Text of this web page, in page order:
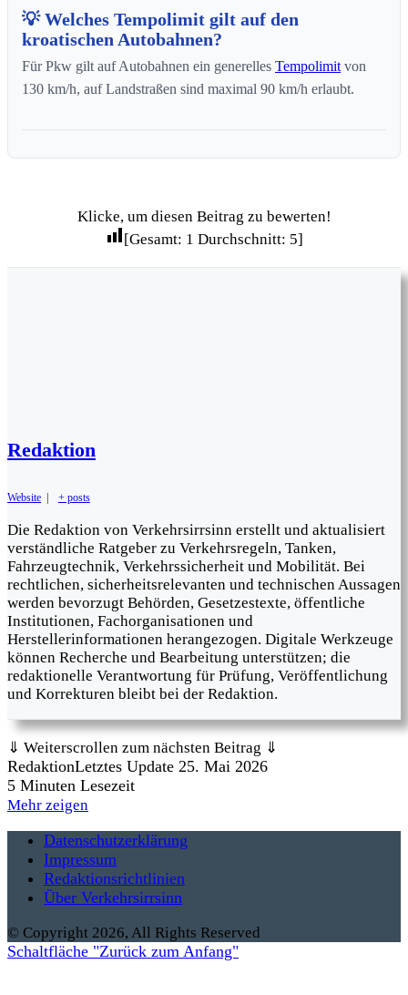
💡 Welches Tempolimit gilt auf den
kroatischen Autobahnen?
Für Pkw gilt auf Autobahnen ein generelles Tempolimit von
130 km/h, auf Landstraßen sind maximal 90 km/h erlaubt.
Klicke, um diesen Beitrag zu bewerten!
[Gesamt: 1 Durchschnitt: 5]
Redaktion
Website + posts
Die Redaktion von Verkehrsirrsinn erstellt und aktualisiert
verständliche Ratgeber zu Verkehrsregeln, Tanken,
Fahrzeugtechnik, Verkehrssicherheit und Mobilität. Bei
rechtlichen, sicherheitsrelevanten und technischen Aussagen
werden bevorzugt Behörden, Gesetzestexte, öffentliche
Institutionen, Fachorganisationen und
Herstellerinformationen herangezogen. Digitale Werkzeuge
können Recherche und Bearbeitung unterstützen; die
redaktionelle Verantwortung für Prüfung, Veröffentlichung
und Korrekturen bleibt bei der Redaktion.
⇓ Weiterscrollen zum nächsten Beitrag ⇓
RedaktionLetztes Update 25. Mai 2026
5 Minuten Lesezeit
Mehr zeigen
Datenschutzerklärung
Impressum
Redaktionsrichtlinien
Über Verkehrsirrsinn
© Copyright 2026, All Rights Reserved
Schaltfläche "Zurück zum Anfang"